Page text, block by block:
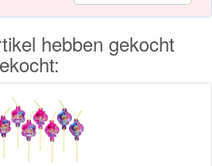
hebben gekocht